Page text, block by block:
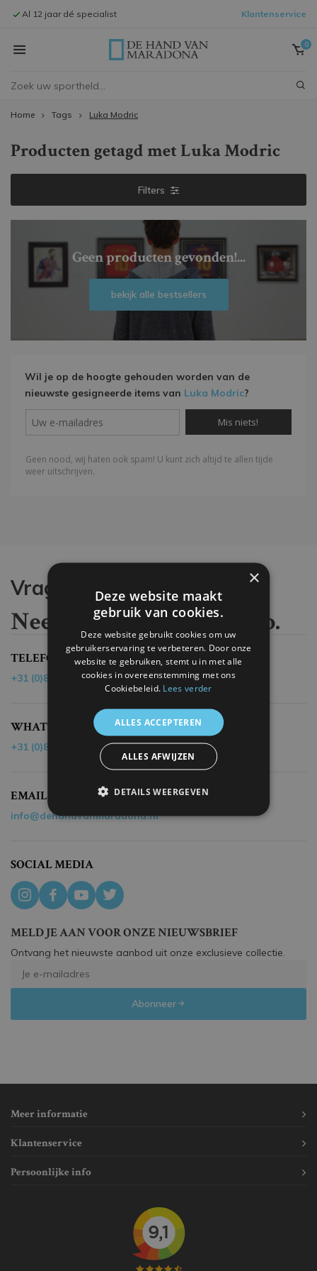
Al 12 jaar dé specialist Klantenservice
0
Home Tags Luka Modric
Producten getagd met Luka Modric
Filters
Geen producten gevonden!...
bekijk alle bestsellers
Wil je op de hoogte gehouden worden van de
nieuwste gesigneerde items van Luka Modric?
Vragen?
Neem contact met ons op.
TELEFOON
+31 (0)85 - 40 19 218
WHATSAPP
+31 (0)85 - 40 19 218
EMAIL
info@dehandvanmaradona.nl
SOCIAL MEDIA
MELD JE AAN VOOR ONZE NIEUWSBRIEF
Ontvang het nieuwste aanbod uit onze exclusieve collectie.
Abonneer
Meer informatie
Klantenservice
Persoonlijke info
×
Deze website maakt
gebruik van cookies.
Deze website gebruikt cookies om uw
gebruikerservaring te verbeteren. Door onze
website te gebruiken, stemt u in met alle
cookies in overeenstemming met ons
Cookiebeleid. Lees verder
ALLES ACCEPTEREN
ALLES AFWIJZEN
DETAILS WEERGEVEN